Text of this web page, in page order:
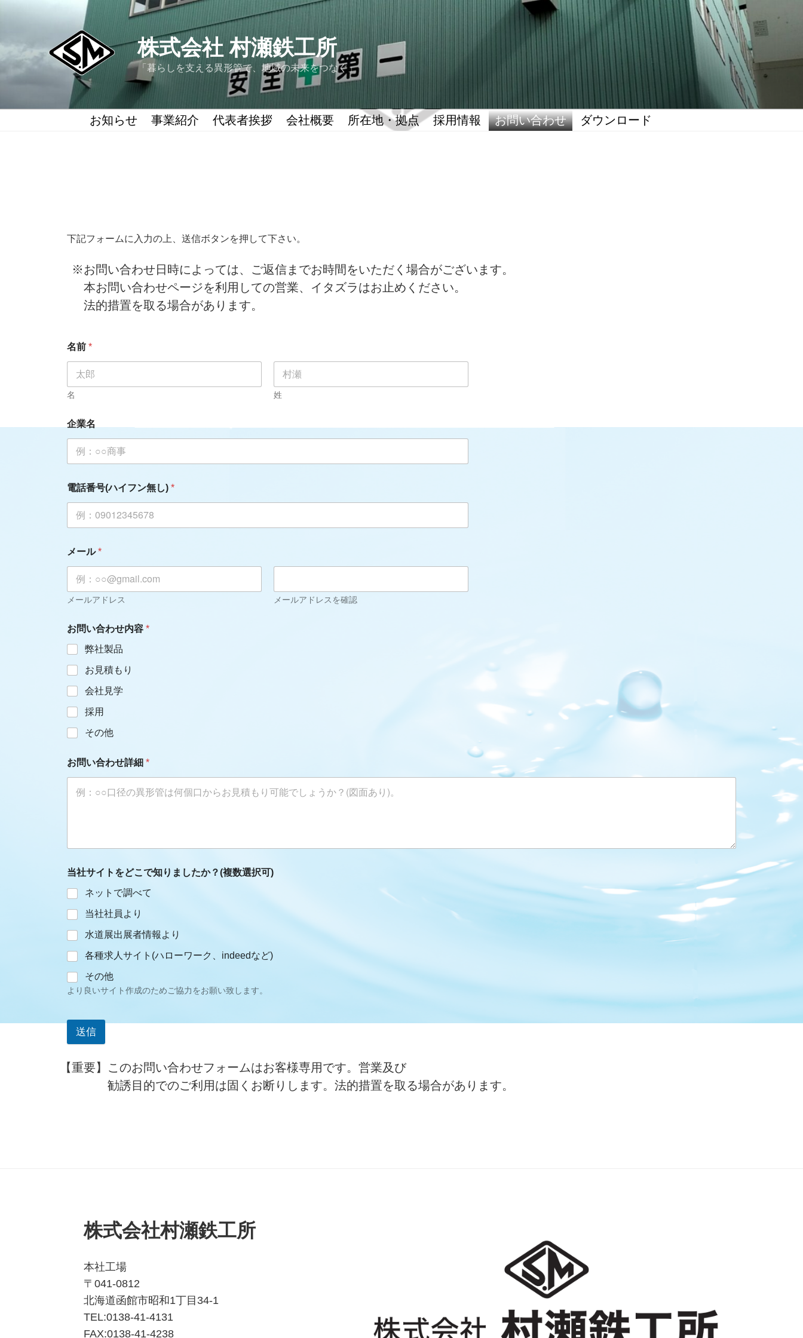
ツ
キ
株式会社 村瀬鉄工所
「暮らしを支える異形管で、地域の未来をつなぐ」
お知らせ 事業紹介 代表者挨拶 会社概要 所在地・拠点 採用情報 お問い合わせ ダウンロード
下記フォームに入力の上、送信ボタンを押して下さい。
※お問い合わせ日時によっては、ご返信までお時間をいただく場合がございます。
本お問い合わせページを利用しての営業、イタズラはお止めください。
法的措置を取る場合があります。
名前 *
名 姓
企業名
電話番号(ハイフン無し) *
メール*
メールアドレス メールアドレスを確認
お問い合わせ内容 *
弊社製品
お見積もり
会社見学
採用
その他
お問い合わせ詳細 *
当社サイトをどこで知りましたか？(複数選択可)
ネットで調べて
当社社員より
水道展出展者情報より
各種求人サイト(ハローワーク、indeedなど)
その他
より良いサイト作成のためご協力をお願い致します。
送信
【重要】このお問い合わせフォームはお客様専用です。営業及び
勧誘目的でのご利用は固くお断りします。法的措置を取る場合があります。
株式会社村瀬鉄工所
本社工場
〒041-0812
北海道函館市昭和1丁目34-1
TEL:0138-41-4131
FAX:0138-41-4238